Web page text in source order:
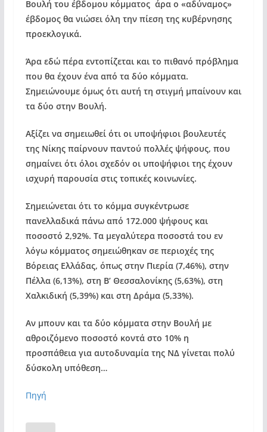
Βουλή του έβδομου κόμματος άρα ο «αδύναμος»
έβδομος θα νιώσει όλη την πίεση της κυβέρνησης
προεκλογικά.
Άρα εδώ πέρα εντοπίζεται και το πιθανό πρόβλημα
που θα έχουν ένα από τα δύο κόμματα.
Σημειώνουμε όμως ότι αυτή τη στιγμή μπαίνουν και
τα δύο στην Βουλή.
Αξίζει να σημειωθεί ότι οι υποψήφιοι βουλευτές
της Νίκης παίρνουν παντού πολλές ψήφους, που
σημαίνει ότι όλοι σχεδόν οι υποψήφιοι της έχουν
ισχυρή παρουσία στις τοπικές κοινωνίες.
Σημειώνεται ότι το κόμμα συγκέντρωσε
πανελλαδικά πάνω από 172.000 ψήφους και
ποσοστό 2,92%. Τα μεγαλύτερα ποσοστά του εν
λόγω κόμματος σημειώθηκαν σε περιοχές της
Βόρειας Ελλάδας, όπως στην Πιερία (7,46%), στην
Πέλλα (6,13%), στη Β’ Θεσσαλονίκης (5,63%), στη
Χαλκιδική (5,39%) και στη Δράμα (5,33%).
Αν μπουν και τα δύο κόμματα στην Βουλή με
αθροιζόμενο ποσοστό κοντά στο 10% η
προσπάθεια για αυτοδυναμία της ΝΔ γίνεται πολύ
δύσκολη υπόθεση…
Πηγή